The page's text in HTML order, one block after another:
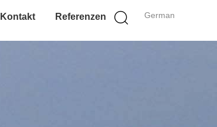
German
Kontakt Referenzen